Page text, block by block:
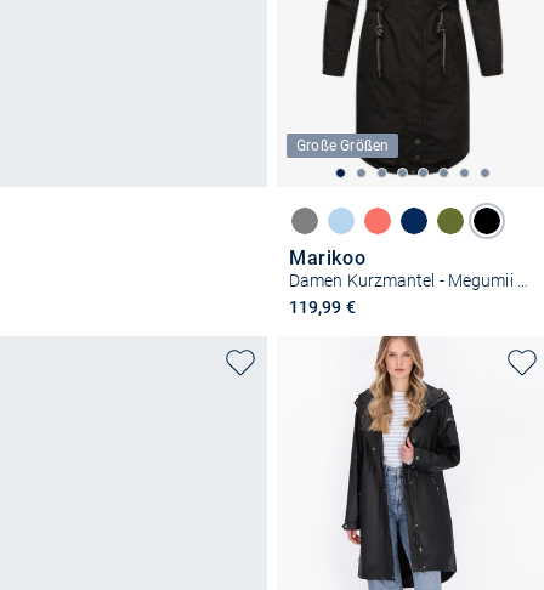
Große Größen
Marikoo
Damen Kurzmantel - Megumii 16
119,99 €